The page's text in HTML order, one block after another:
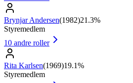
Brynjar Andersen(1982)21.3%
Styremedlem
10 andre roller
Rita Karlsen(1969)19.1%
Styremedlem